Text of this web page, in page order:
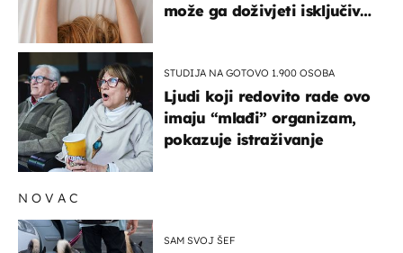
može ga doživjeti isključivo
STUDIJA NA GOTOVO 1.900 OSOBA
Ljudi koji redovito rade ovo
imaju “mlađi” organizam,
pokazuje istraživanje
NOVAC
SAM SVOJ ŠEF